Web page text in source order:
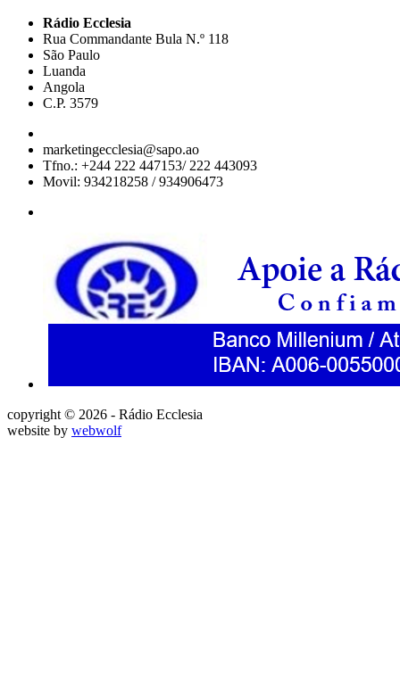
Rádio Ecclesia
Rua Commandante Bula N.º 118
São Paulo
Luanda
Angola
C.P. 3579
marketingecclesia@sapo.ao
Tfno.: +244 222 447153/ 222 443093
Movil: 934218258 / 934906473
copyright © 2026 - Rádio Ecclesia
website by webwolf